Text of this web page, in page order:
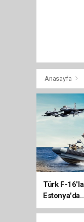
Anasayfa
Türk F-